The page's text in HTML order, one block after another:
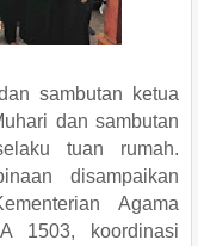
sambutan ketua
dan sambutan
tuan rumah.
disampaikan
Agama
1503, koordinasi